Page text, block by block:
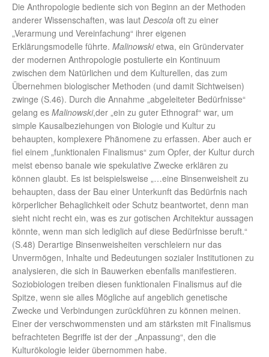
Die Anthropologie bediente sich von Beginn an der Methoden
anderer Wissenschaften, was laut Descola oft zu einer
„Verarmung und Vereinfachung“ ihrer eigenen
Erklärungsmodelle führte. Malinowskietwa, ein Gründervater
der modernen Anthropologie postulierte ein Kontinuum
zwischen dem Natürlichen und dem Kulturellen, das zum
Übernehmen biologischer Methoden (und damit Sichtweisen)
zwinge (S.46). Durch die Annahme „abgeleiteter Bedürfnisse“
gelang es Malinowski,der „ein zu guter Ethnograf“ war, um
simple Kausalbeziehungen von Biologie und Kultur zu
behaupten, komplexere Phänomene zu erfassen. Aber auch er
fiel einem „funktionalen Finalismus“ zum Opfer, der Kultur durch
meist ebenso banale wie spekulative Zwecke erklären zu
können glaubt. Es ist beispielsweise „…eine Binsenweisheit zu
behaupten, dass der Bau einer Unterkunft das Bedürfnis nach
körperlicher Behaglichkeit oder Schutz beantwortet, denn man
sieht nicht recht ein, was es zur gotischen Architektur aussagen
könnte, wenn man sich lediglich auf diese Bedürfnisse beruft.“
(S.48) Derartige Binsenweisheiten verschleiern nur das
Unvermögen, Inhalte und Bedeutungen sozialer Institutionen zu
analysieren, die sich in Bauwerken ebenfalls manifestieren.
Soziobiologen treiben diesen funktionalen Finalismus auf die
Spitze, wenn sie alles Mögliche auf angeblich genetische
Zwecke und Verbindungen zurückführen zu können meinen.
Einer der verschwommensten und am stärksten mit Finalismus
befrachteten Begriffe ist der der „Anpassung“, den die
Kulturökologie leider übernommen habe.